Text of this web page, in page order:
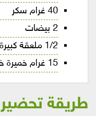
40 غرام سكر
2 بيضات
1/2 ملعقة كبيرة ملح
15 غرام خميرة خبز
طريقة تحضير